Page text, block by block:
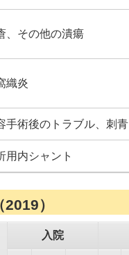
、その他の潰瘍
織炎
手術後のトラブル、刺青
用内シャント
）
入院